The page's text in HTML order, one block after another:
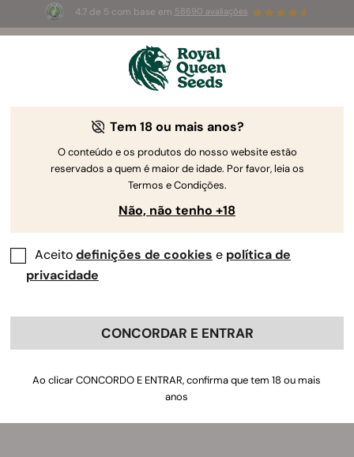
4.7 de 5 com base em 58690 avaliações
3 sementes White Widow Auto
The RQS Blog
Ciência da Canábis e Bem-estar
Há mais na erva além do THC! Os terpenos da canábis
formam um componente essencial da experiência da
estirpe. Expanda o seu conhecimento botânico com
blogues que cobrem os efeitos dos terpenos, extração
dos terpenos e como estes compostos estabelecem
sinergia com os canabinoides.
Tem 18 ou mais anos?
O conteúdo e os produtos do nosso website estão
reservados a quem é maior de idade. Por favor, leia os
Termos e Condições.
Não, não tenho +18
Aceitodefinições de cookies e política de
privacidade
CONCORDAR E ENTRAR
Ao clicar CONCORDO E ENTRAR, confirma que tem 18 ou mais
anos